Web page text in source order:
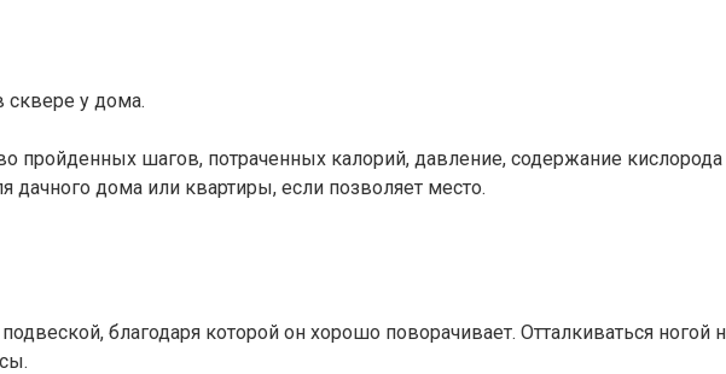
сквере у дома.
пройденных шагов, потраченных калорий, давление, содержание
дома или квартиры, если позволяет место.
благодаря которой он хорошо поворачивает. Отталкиваться ногой